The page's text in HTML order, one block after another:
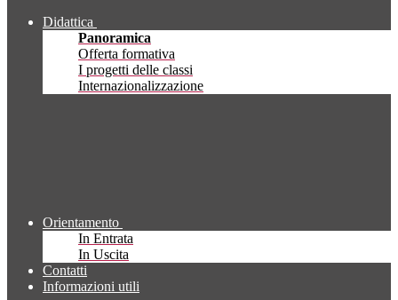
Didattica
Panoramica
Offerta formativa
I progetti delle classi
Internazionalizzazione
Orientamento
In Entrata
In Uscita
Contatti
Informazioni utili